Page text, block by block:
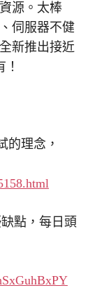
源。太棒
伺服器不健
新推出接近
的理念，
點，每日頭